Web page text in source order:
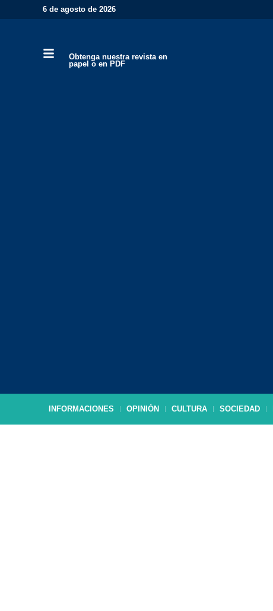
6 de agosto de 2026
Obtenga nuestra revista en
papel o en PDF
INFORMACIONES OPINIÓN CULTURA SOCIEDAD